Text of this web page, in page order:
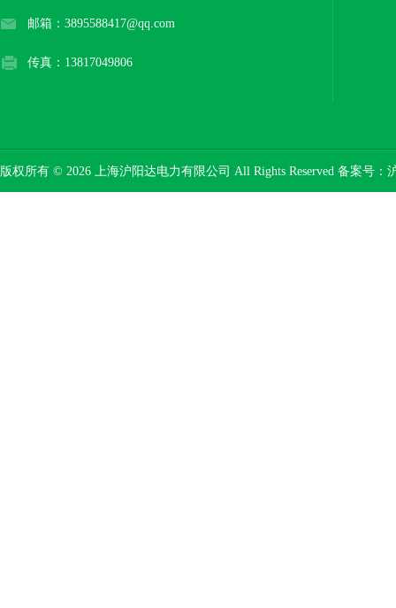
邮箱：3895588417@qq.com
传真：13817049806
版权所有 © 2026 上海沪阳达电力有限公司 All Rights Reserved 备案号：